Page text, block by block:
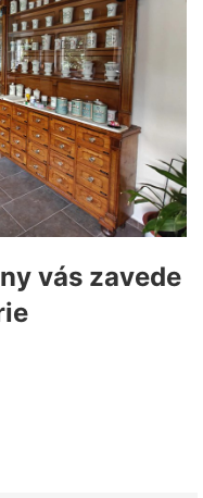
vás zavede